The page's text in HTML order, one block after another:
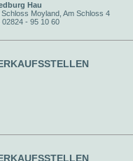
Hau
Schloss Moyland, Am Schloss 4
02824 - 95 10 60